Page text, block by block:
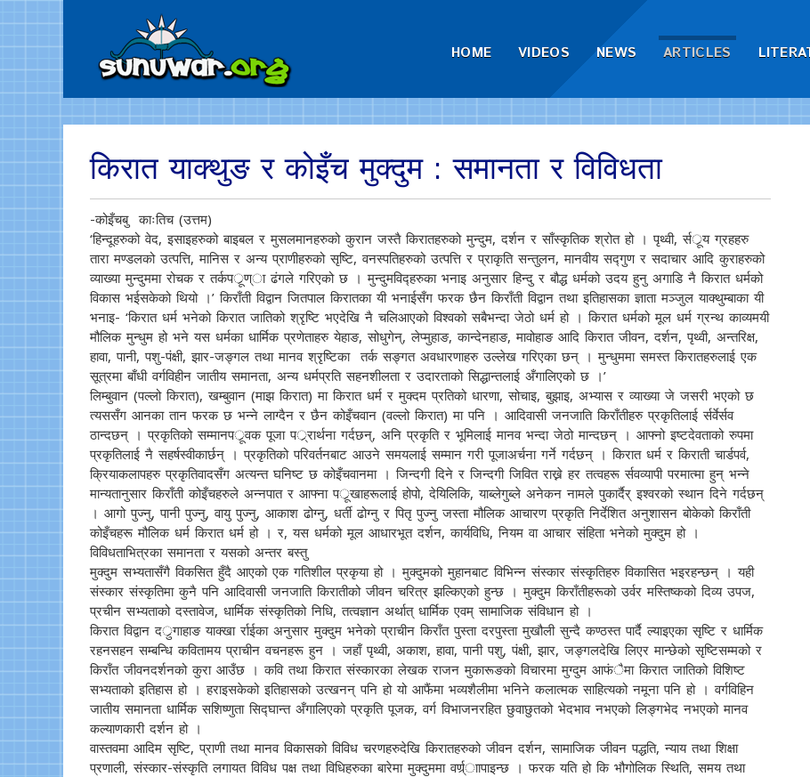
HOME VIDEOS NEWS ARTICLES
किरात याक्थुङ र कोइँच मुक्दुम : समानता र विविधता
-कोइँचबु काःतिच (उत्तम)
‘हिन्दूहरुको वेद, इसाइहरुको बाइबल र मुसलमानहरुको कुरान जस्तै किरातहरुको मुन्दुम, दर्शन र साँस्कृतिक श्रोत हो । पृथ्वी, र्सर्ूय ग्रहहरु
तारा मण्डलको उत्पत्ति, मानिस र अन्य प्राणीहरुको सृष्टि, वनस्पतिहरुको उत्पत्ति र प्राकृति सन्तुलन, मानवीय सद्गुण र सदाचार आदि कुराहरुको
व्याख्या मुन्दुममा रोचक र तर्कपर्ूण्ा ढंगले गरिएको छ । मुन्दुमविद्हरुका भनाइ अनुसार हिन्दु र बौद्ध धर्मको उदय हुनु अगाडि नै किरात धर्मको
विकास भईसकेको थियो ।’ किराँती विद्वान जितपाल किरातका यी भनाईसँग फरक छैन किराँती विद्वान तथा इतिहासका ज्ञाता मञ्जुल याक्थुम्बाका यी
भनाइ- ‘किरात धर्म भनेको किरात जातिको श्रृष्टि भएदेखि नै चलिआएको विश्वको सबैभन्दा जेठो धर्म हो । किरात धर्मको मूल धर्म ग्रन्थ काव्यमयी
मौलिक मुन्धुम हो भने यस धर्मका धार्मिक प्रणेताहरु येहाङ, सोधुगेन्, लेप्मुहाङ, कान्देनहाङ, मावोहाङ आदि किरात जीवन, दर्शन, पृथ्वी, अन्तरिक्ष,
हावा, पानी, पशु-पंक्षी, झार-जङ्गल तथा मानव श्रृष्टिका तर्क सङ्गत अवधारणाहरु उल्लेख गरिएका छन् । मुन्धुममा समस्त किरातहरुलाई एक
सूत्रमा बाँधी वर्गविहीन जातीय समानता, अन्य धर्मप्रति सहनशीलता र उदारताको सिद्धान्तलाई अँगालिएको छ ।’
लिम्बुवान (पल्लो किरात), खम्बुवान (माझ किरात) मा किरात धर्म र मुक्दम प्रतिको धारणा, सोचाइ, बुझाइ, अभ्यास र व्याख्या जे जसरी भएको छ
त्यससँग आनका तान फरक छ भन्ने लाग्दैन र छैन कोइँचवान (वल्लो किरात) मा पनि । आदिवासी जनजाति किराँतीहरु प्रकृतिलाई र्सर्वेर्सव
ठान्दछन् । प्रकृतिको सम्मानपर्ूवक पूजा पर््रार्थना गर्दछन्, अनि प्रकृति र भूमिलाई मानव भन्दा जेठो मान्दछन् । आफ्नो इष्टदेवताको रुपमा
प्रकृतिलाई नै सहर्षस्वीकार्छन् । प्रकृतिको परिवर्तनबाट आउने समयलाई सम्मान गरी पूजाअर्चना गर्ने गर्दछन् । किरात धर्म र किराती चार्डपर्व,
क्रियाकलापहरु प्रकृतिवादसँग अत्यन्त घनिष्ट छ कोइँचवानमा । जिन्दगी दिने र जिन्दगी जिवित राख्ने हर तत्वहरू र्सवव्यापी परमात्मा हुन् भन्ने
मान्यतानुसार किराँती कोइँचहरुले अन्नपात र आफ्ना पर्ूखाहरूलाई होपो, देयिलिकि, याब्लेगुब्ले अनेकन नामले पुकार्दैर् इश्वरको स्थान दिने गर्दछन्
। आगो पुज्नु, पानी पुज्नु, वायु पुज्नु, आकाश ढोग्नु, धर्ती ढोग्नु र पितृ पुज्नु जस्ता मौलिक आचारण प्रकृति निर्देशित अनुशासन बोकेको किराँती
कोइँचहरू मौलिक धर्म किरात धर्म हो । र, यस धर्मको मूल आधारभूत दर्शन, कार्यविधि, नियम वा आचार संहिता भनेको मुक्दुम हो ।
विविधताभित्रका समानता र यसको अन्तर बस्तु
मुक्दुम सभ्यतासँगै विकसित हुँदै आएको एक गतिशील प्रकृया हो । मुक्दुमको मुहानबाट विभिन्न संस्कार संस्कृतिहरु विकासित भइरहन्छन् । यही
संस्कार संस्कृतिमा कुनै पनि आदिवासी जनजाति किरातीको जीवन चरित्र झल्किएको हुन्छ । मुक्दुम किराँतीहरूको उर्वर मस्तिष्कको दिव्य उपज,
प्रचीन सभ्यताको दस्तावेज, धार्मिक संस्कृतिको निधि, तत्वज्ञान अर्थात् धार्मिक एवम् सामाजिक संविधान हो ।
किरात विद्वान दर्ुगाहाङ याक्खा र्राईका अनुसार मुक्दुम भनेको प्राचीन किराँत पुस्ता दरपुस्ता मुखौली सुन्दै कण्ठस्त पार्दै ल्याइएका सृष्टि र धार्मिक
रहनसहन सम्बन्धि कवितामय प्राचीन वचनहरू हुन । जहाँ पृथ्वी, अकाश, हावा, पानी पशु, पंक्षी, झार, जङ्गलदेखि लिएर मान्छेको सृष्टिसम्मको र
किराँत जीवनदर्शनको कुरा आउँछ । कवि तथा किरात संस्कारका लेखक राजन मुकारूङको विचारमा मुग्दुम आफंैमा किरात जातिको विशिष्ट
सभ्यताको इतिहास हो । हराइसकेको इतिहासको उत्खनन् पनि हो यो आफैंमा भव्यशैलीमा भनिने कलात्मक साहित्यको नमूना पनि हो । वर्गविहिन
जातीय समानता धार्मिक सशिष्णुता सिद्घान्त अँगालिएको प्रकृति पूजक, वर्ग विभाजनरहित छुवाछुतको भेदभाव नभएको लिङ्गभेद नभएको मानव
कल्याणकारी दर्शन हो ।
वास्तवमा आदिम सृष्टि, प्राणी तथा मानव विकासको विविध चरणहरुदेखि किरातहरुको जीवन दर्शन, सामाजिक जीवन पद्धति, न्याय तथा शिक्षा
प्रणाली, संस्कार-संस्कृति लगायत विविध पक्ष तथा विधिहरुका बारेमा मुक्दुममा वर्ण्र्ाापाइन्छ । फरक यति हो कि भौगोलिक स्थिति, समय तथा